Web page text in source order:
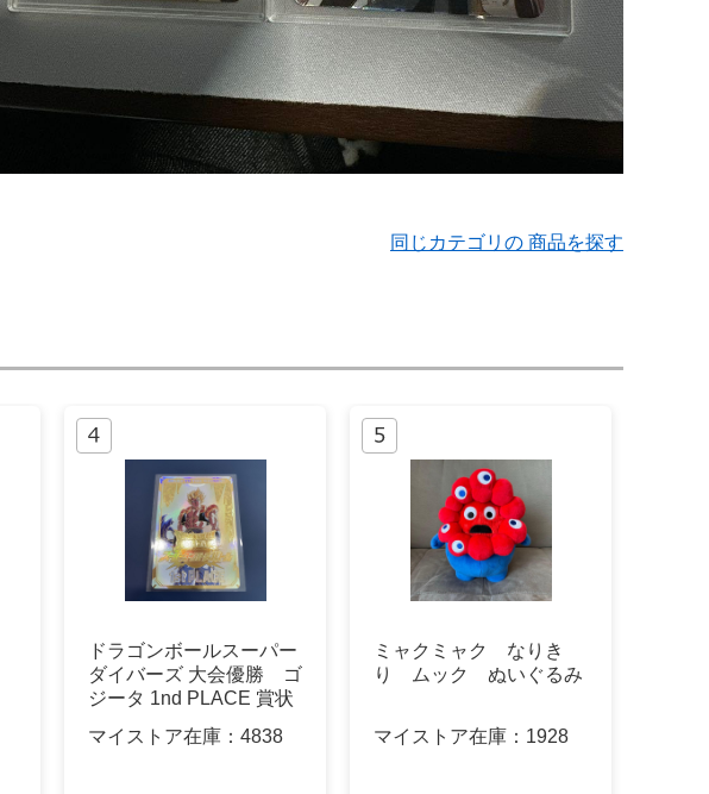
同じカテゴリの 商品を探す
ドラゴンボールスーパー
ダイバーズ 大会優勝 ゴ
ジータ 1nd PLACE 賞状
マイストア在庫： 4838
ミャクミャク なりき
り ムック ぬいぐるみ
マイストア在庫： 1928